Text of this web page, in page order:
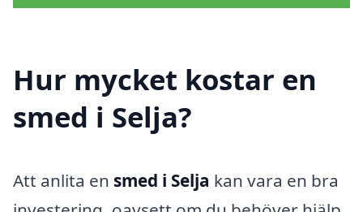
Hur mycket kostar en
smed i Selja?
Att anlita en smed i Selja kan vara en bra